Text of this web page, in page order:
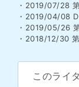
・2019/07/28
・2019/04/08
・2019/05/26
・2018/12/30
このライ